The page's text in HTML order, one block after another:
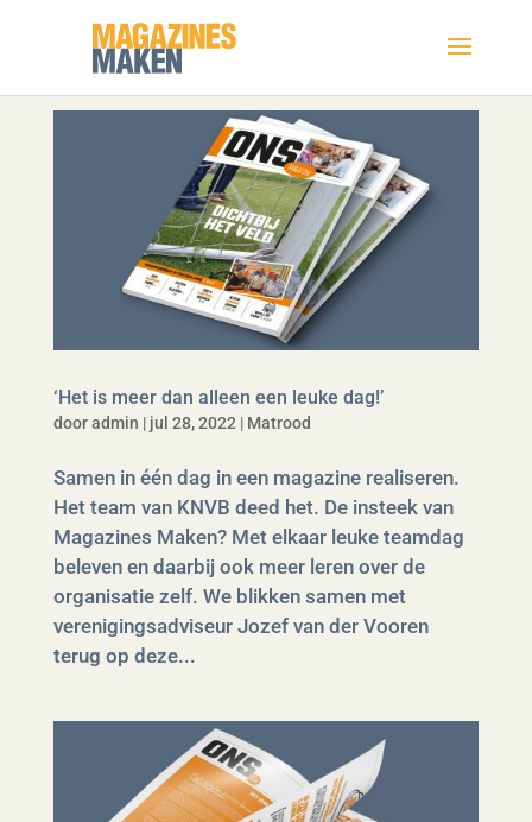
‘Het is meer dan alleen een leuke dag!’
dooradmin | jul 28, 2022 | Matrood
Samen in één dag in een magazine realiseren.
Het team van KNVB deed het. De insteek van
Magazines Maken? Met elkaar leuke teamdag
beleven en daarbij ook meer leren over de
organisatie zelf. We blikken samen met
verenigingsadviseur Jozef van der Vooren
terug op deze...